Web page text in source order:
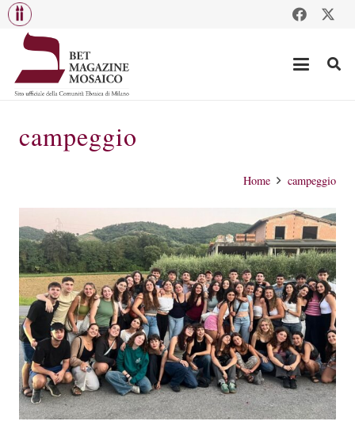
campeggio
Home campeggio